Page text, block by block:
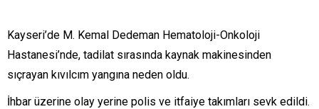
Kayseri’de M. Kemal Dedeman Hematoloji-Onkoloji
Hastanesi’nde, tadilat sırasında kaynak makinesinden
sıçrayan kıvılcım yangına neden oldu.
İhbar üzerine olay yerine polis ve itfaiye takımları sevk edildi.